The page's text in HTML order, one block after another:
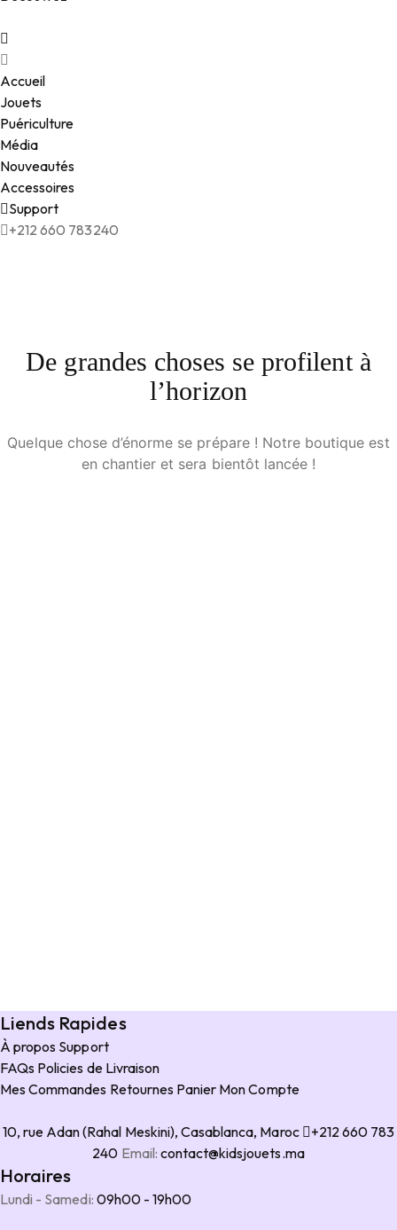
Accueil
Jouets
Puériculture
Média
Nouveautés
Accessoires
Support
+212 660 783240
De grandes choses se profilent à
l’horizon
Quelque chose d’énorme se prépare ! Notre boutique est
en chantier et sera bientôt lancée !
Liends Rapides
À propos Support
FAQs Policies de Livraison
Mes Commandes Retournes Panier Mon Compte
10, rue Adan (Rahal Meskini), Casablanca, Maroc
+212 660 783
240 Email: contact@kidsjouets.ma
Horaires
Lundi - Samedi: 09h00 - 19h00